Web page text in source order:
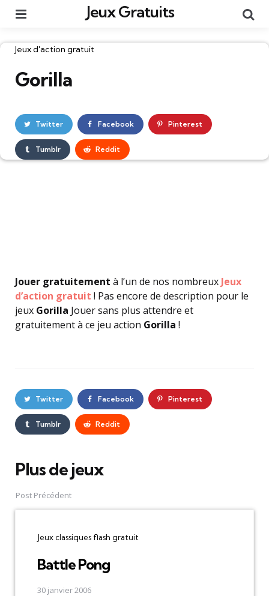
Jeux Gratuits
Catégories
Jeux d'action gratuit
Gorilla
Twitter Facebook Pinterest
Tumblr Reddit
Jouer gratuitement à l’un de nos nombreux Jeux
d’action gratuit ! Pas encore de description pour le
jeux Gorilla Jouer sans plus attendre et
gratuitement à ce jeu action Gorilla !
Twitter Facebook Pinterest
Tumblr Reddit
Plus de jeux
Post
navigation
Post Précédent
Jeux classiques flash gratuit
Battle Pong
30 janvier 2006